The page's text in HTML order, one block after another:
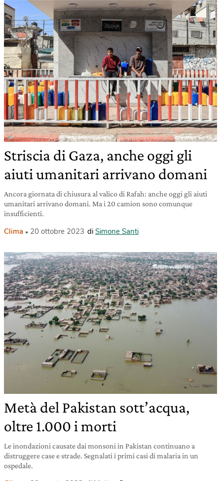
Striscia di Gaza, anche oggi gli
aiuti umanitari arrivano domani
Ancora giornata di chiusura al valico di Rafah: anche oggi gli aiuti
umanitari arrivano domani. Ma i 20 camion sono comunque
insufficienti.
Clima 20 ottobre 2023 di Simone Santi
Metà del Pakistan sott’acqua,
oltre 1.000 i morti
Le inondazioni causate dai monsoni in Pakistan continuano a
distruggere case e strade. Segnalati i primi casi di malaria in un
ospedale.